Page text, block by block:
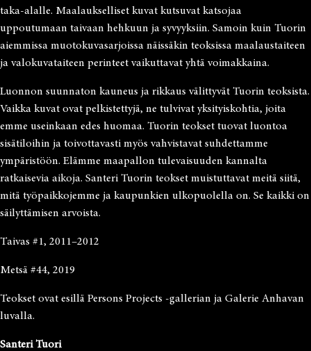
taka-alalle. Maalaukselliset kuvat kutsuvat katsojaa
uppoutumaan taivaan hehkuun ja syvyyksiin. Samoin kuin Tuorin
aiemmissa muotokuvasarjoissa näissäkin teoksissa maalaustaiteen
ja valokuvataiteen perinteet vaikuttavat yhtä voimakkaina.
Luonnon suunnaton kauneus ja rikkaus välittyvät Tuorin teoksista.
Vaikka kuvat ovat pelkistettyjä, ne tulvivat yksityiskohtia, joita
emme useinkaan edes huomaa. Tuorin teokset tuovat luontoa
sisätiloihin ja toivottavasti myös vahvistavat suhdettamme
ympäristöön. Elämme maapallon tulevaisuuden kannalta
ratkaisevia aikoja. Santeri Tuorin teokset muistuttavat meitä siitä,
mitä työpaikkojemme ja kaupunkien ulkopuolella on. Se kaikki on
säilyttämisen arvoista.
Taivas #1, 2011–2012
Metsä #44, 2019
Teokset ovat esillä Persons Projects -gallerian ja Galerie Anhavan
luvalla.
Santeri Tuori